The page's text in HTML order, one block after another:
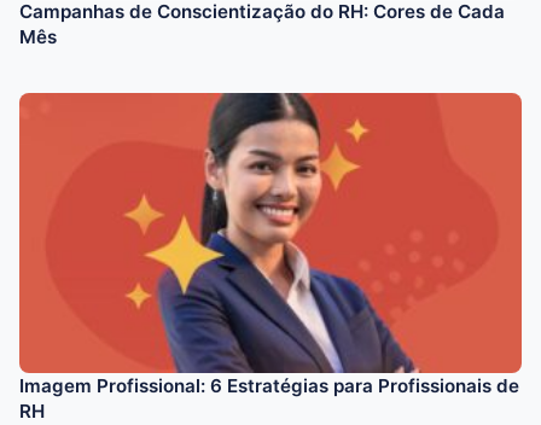
Campanhas de Conscientização do RH: Cores de Cada
Mês
Imagem Profissional: 6 Estratégias para Profissionais de
RH